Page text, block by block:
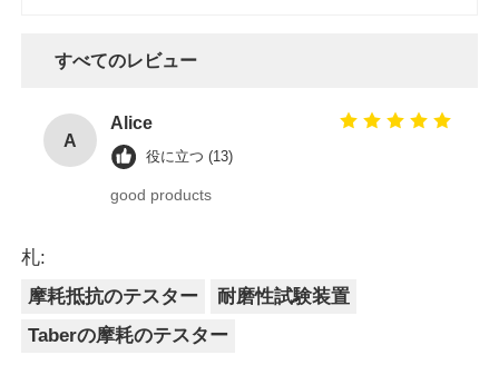
すべてのレビュー
A
Alice
役に立つ (13)
good products
札:
摩耗抵抗のテスター
耐磨性試験装置
Taberの摩耗のテスター